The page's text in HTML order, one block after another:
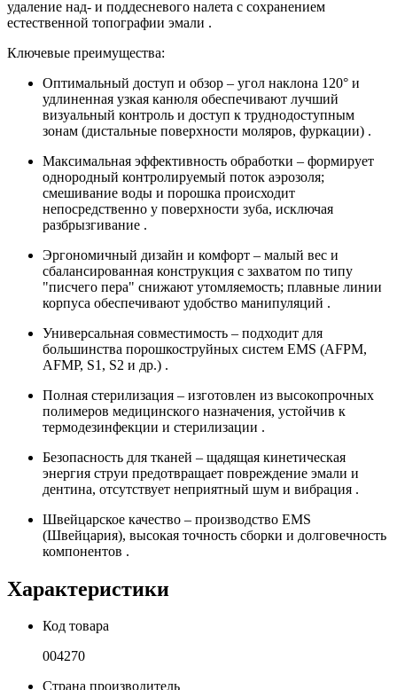
удаление над- и поддесневого налета с сохранением
естественной топографии эмали .
Ключевые преимущества:
Оптимальный доступ и обзор – угол наклона 120° и
удлиненная узкая канюля обеспечивают лучший
визуальный контроль и доступ к труднодоступным
зонам (дистальные поверхности моляров, фуркации) .
Максимальная эффективность обработки – формирует
однородный контролируемый поток аэрозоля;
смешивание воды и порошка происходит
непосредственно у поверхности зуба, исключая
разбрызгивание .
Эргономичный дизайн и комфорт – малый вес и
сбалансированная конструкция с захватом по типу
"писчего пера" снижают утомляемость; плавные линии
корпуса обеспечивают удобство манипуляций .
Универсальная совместимость – подходит для
большинства порошкоструйных систем EMS (AFPM,
AFMP, S1, S2 и др.) .
Полная стерилизация – изготовлен из высокопрочных
полимеров медицинского назначения, устойчив к
термодезинфекции и стерилизации .
Безопасность для тканей – щадящая кинетическая
энергия струи предотвращает повреждение эмали и
дентина, отсутствует неприятный шум и вибрация .
Швейцарское качество – производство EMS
(Швейцария), высокая точность сборки и долговечность
компонентов .
Характеристики
Код товара
004270
Страна производитель